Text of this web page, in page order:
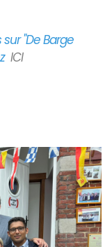
"De Barge
ICI